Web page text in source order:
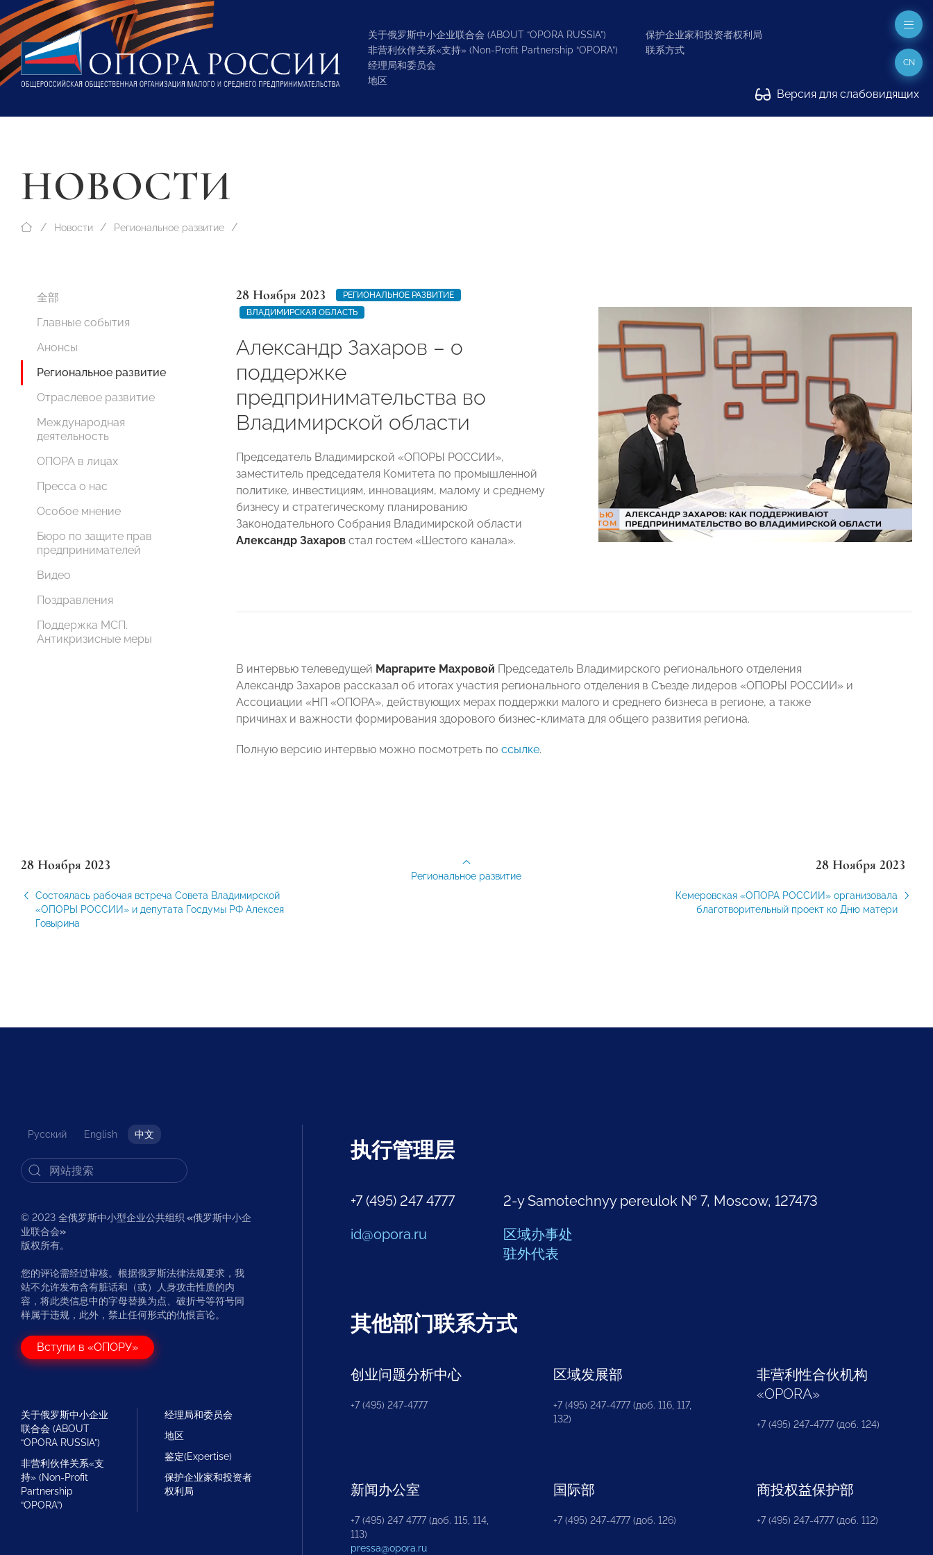
关于俄罗斯中小企业联合会 (ABOUT “OPORA RUSSIA”)
非营利伙伴关系«支持» (Non-Profit Partnership “OPORA”)
经理局和委员会
地区
保护企业家和投资者权利局
联系方式
Версия для слабовидящих
CN
НОВОСТИ
Новости Региональное развитие
全部
Главные события
Анонсы
Региональное развитие
Отраслевое развитие
Международная
деятельность
ОПОРА в лицах
Пресса о нас
Особое мнение
Бюро по защите прав
предпринимателей
Видео
Поздравления
Поддержка МСП.
Антикризисные меры
28 Ноября 2023
РЕГИОНАЛЬНОЕ РАЗВИТИЕ
ВЛАДИМИРСКАЯ ОБЛАСТЬ
Александр Захаров – о
поддержке
предпринимательства во
Владимирской области
Председатель Владимирской «ОПОРЫ РОССИИ»,
заместитель председателя Комитета по промышленной
политике, инвестициям, инновациям, малому и среднему
бизнесу и стратегическому планированию
Законодательного Собрания Владимирской области
Александр Захаров стал гостем «Шестого канала».
В интервью телеведущей Маргарите Махровой Председатель Владимирского регионального отделения
Александр Захаров рассказал об итогах участия регионального отделения в Съезде лидеров «ОПОРЫ РОССИИ» и
Ассоциации «НП «ОПОРА», действующих мерах поддержки малого и среднего бизнеса в регионе, а также
причинах и важности формирования здорового бизнес-климата для общего развития региона.
Полную версию интервью можно посмотреть по ссылке.
28 Ноября 2023
Состоялась рабочая встреча Совета Владимирской
«ОПОРЫ РОССИИ» и депутата Госдумы РФ Алексея
Говырина
28 Ноября 2023
Кемеровская «ОПОРА РОССИИ» организовала
благотворительный проект ко Дню матери
Региональное развитие
Русский English 中文
© 2023 全俄罗斯中小型企业公共组织 «俄罗斯中小企
业联合会»
版权所有。
您的评论需经过审核。根据俄罗斯法律法规要求，我
站不允许发布含有脏话和（或）人身攻击性质的内
容，将此类信息中的字母替换为点、破折号等符号同
样属于违规，此外，禁止任何形式的仇恨言论。
Вступи в «ОПОРУ»
关于俄罗斯中小企业
联合会 (ABOUT
“OPORA RUSSIA”)
非营利伙伴关系«支
持» (Non-Profit
Partnership
“OPORA”)
经理局和委员会
地区
鉴定(Expertise)
保护企业家和投资者
权利局
执行管理层
+7 (495) 247 4777
id@opora.ru
2-y Samotechnyy pereulok № 7, Moscow, 127473
区域办事处
驻外代表
其他部门联系方式
创业问题分析中心
+7 (495) 247-4777
区域发展部
+7 (495) 247-4777 (доб. 116, 117,
132)
非营利性合伙机构
«OPORA»
+7 (495) 247-4777 (доб. 124)
新闻办公室
+7 (495) 247 4777 (доб. 115, 114,
113)
pressa@opora.ru
国际部
+7 (495) 247-4777 (доб. 126)
商投权益保护部
+7 (495) 247-4777 (доб. 112)